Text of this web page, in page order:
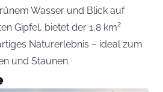
Wasser und Blick auf
Gipfel, bietet der 1,8 km²
Naturerlebnis – ideal zum
und Staunen.